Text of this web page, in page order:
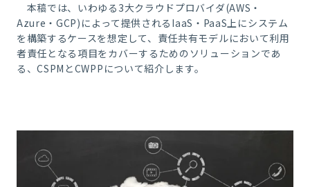
本稿では、いわゆる3大クラウドプロバイダ(AWS・
Azure・GCP)によって提供されるIaaS・PaaS上にシステム
を構築するケースを想定して、責任共有モデルにおいて利用
者責任となる項目をカバーするためのソリューションであ
る、CSPMとCWPPについて紹介します。